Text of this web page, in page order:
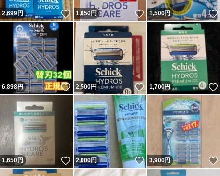
2,699円 いいね！
1,850円 いいね！
1,500円
6,898円 いいね！
2,500円 いいね！
1,700円
1,650円 いいね！
2,000円 いいね！
3,900円